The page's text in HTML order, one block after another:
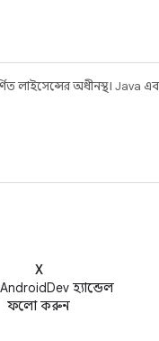
লাইসেন্সের অধীনস্থ। Java
X
হ্যান্ডেল
ফলো করুন